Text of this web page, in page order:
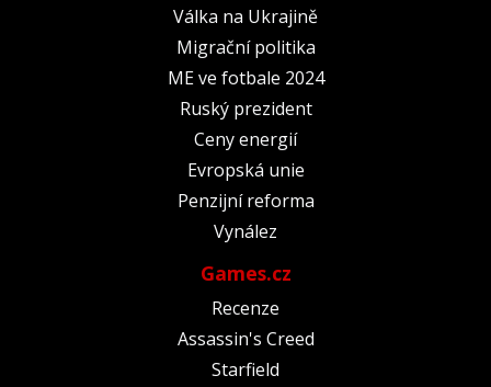
Válka na Ukrajině
Migrační politika
ME ve fotbale 2024
Ruský prezident
Ceny energií
Evropská unie
Penzijní reforma
Vynález
Games.cz
Recenze
Assassin's Creed
Starfield